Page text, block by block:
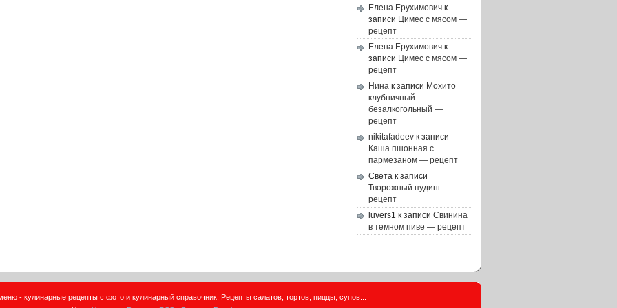
Елена Ерухимович к
записи Цимес с мясом —
рецепт
Елена Ерухимович к
записи Цимес с мясом —
рецепт
Нина к записи Мохито
клубничный
безалкогольный —
рецепт
nikitafadeev к записи
Каша пшонная с
пармезаном — рецепт
Света к записи
Творожный пудинг —
рецепт
luvers1 к записи Свинина
в темном пиве — рецепт
- кулинарные рецепты с фото и кулинарный справочник. Рецепты салатов, тортов, пиццы, супов...